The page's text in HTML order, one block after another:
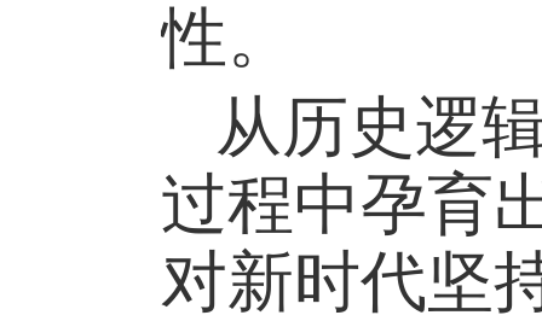
性。
从历史逻
过程中孕育
对新时代坚